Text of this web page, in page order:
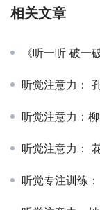
相关文章
《听一听 破一
听觉注意力：
听觉注意力：
听觉注意力：
听觉专注训练